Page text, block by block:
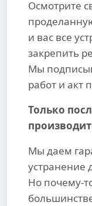
Осмотрите
и вас все
закрепить
Мы
работ и акт
Только
Мы даем
устранение
Но почему-